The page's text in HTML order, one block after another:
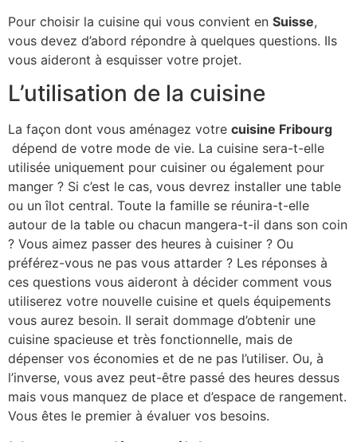
Pour choisir la cuisine qui vous convient en Suisse,
vous devez d’abord répondre à quelques questions. Ils
vous aideront à esquisser votre projet.
L’utilisation de la cuisine
La façon dont vous aménagez votre cuisine Fribourg
dépend de votre mode de vie. La cuisine sera-t-elle
utilisée uniquement pour cuisiner ou également pour
manger ? Si c’est le cas, vous devrez installer une table
ou un îlot central. Toute la famille se réunira-t-elle
autour de la table ou chacun mangera-t-il dans son coin
? Vous aimez passer des heures à cuisiner ? Ou
préférez-vous ne pas vous attarder ? Les réponses à
ces questions vous aideront à décider comment vous
utiliserez votre nouvelle cuisine et quels équipements
vous aurez besoin. Il serait dommage d’obtenir une
cuisine spacieuse et très fonctionnelle, mais de
dépenser vos économies et de ne pas l’utiliser. Ou, à
l’inverse, vous avez peut-être passé des heures dessus
mais vous manquez de place et d’espace de rangement.
Vous êtes le premier à évaluer vos besoins.